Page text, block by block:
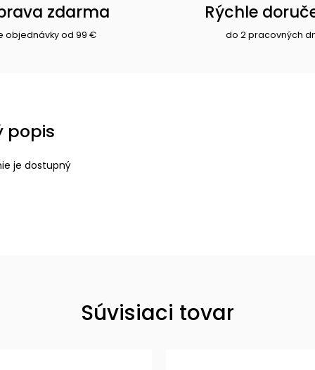
zdarma
objednávky od 99 €
Rýchle
do 2 pracovných
popis
je dostupný
Súvisiaci tovar